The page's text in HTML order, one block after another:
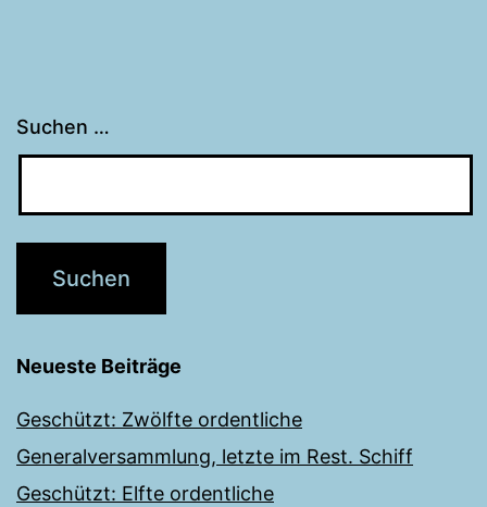
Suchen …
Neueste Beiträge
Geschützt: Zwölfte ordentliche
Generalversammlung, letzte im Rest. Schiff
Geschützt: Elfte ordentliche